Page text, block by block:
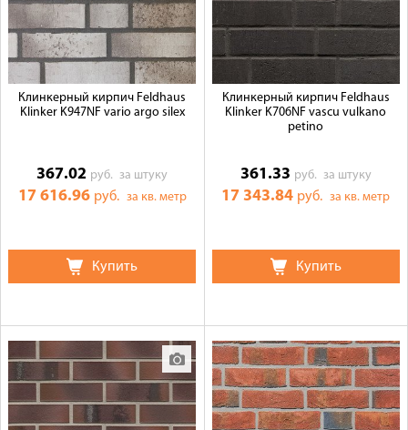
Клинкерный кирпич Feldhaus
Klinker K947NF vario argo silex
367.02 руб.за штуку
17 616.96 руб. за кв. метр
Купить
Клинкерный кирпич Feldhaus
Klinker K706NF vascu vulkano
petino
361.33 руб. за штуку
17 343.84 руб.за кв. метр
Купить